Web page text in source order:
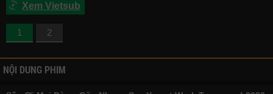
Xem Vietsub
1 2
NỘI DUNG PHIM